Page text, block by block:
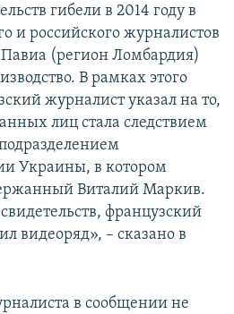
гибели в 2014 году в
и российского журналистов
Павиа (регион Ломбардия)
В рамках этого
журналист указал на то,
лиц стала следствием
Украины, в котором
Виталий Маркив.
французский
видеоряд», – сказано в
в сообщении не